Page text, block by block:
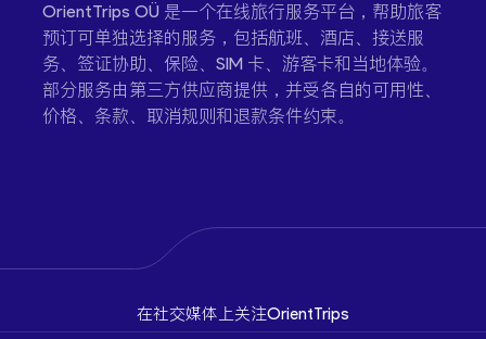
OrientTrips OÜ 是一个在线旅行服务平台，帮助旅客
预订可单独选择的服务，包括航班、酒店、接送服
务、签证协助、保险、SIM 卡、游客卡和当地体验。
部分服务由第三方供应商提供，并受各自的可用性、
价格、条款、取消规则和退款条件约束。
在社交媒体上关注OrientTrips